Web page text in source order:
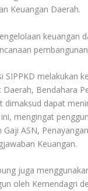
Keuangan Daerah.
keuangan
melakukan
Bendahara
dapat
mengingat
ASN,
Keuangan.
juga
oleh Kemendagri